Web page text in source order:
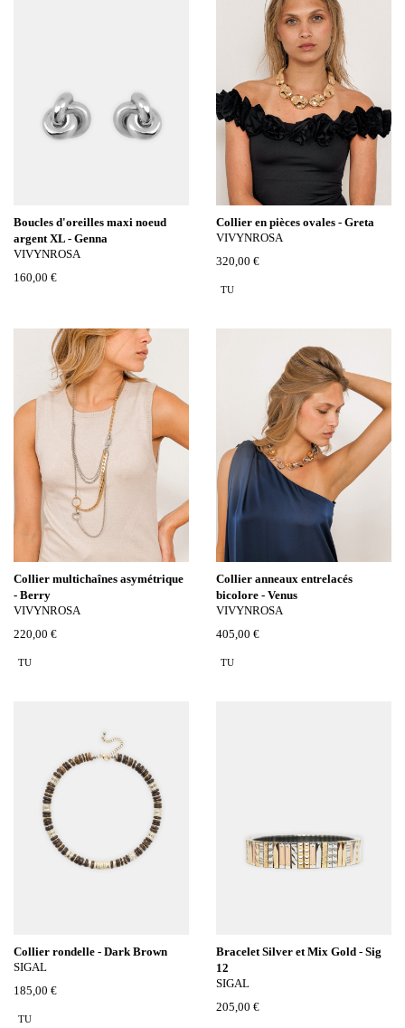
Boucles d'oreilles maxi noeud
argent XL - Genna
VIVYNROSA
160,00 €
Collier en pièces ovales - Greta
VIVYNROSA
320,00 €
TU
Collier multichaînes asymétrique
- Berry
VIVYNROSA
220,00 €
TU
Collier anneaux entrelacés
bicolore - Venus
VIVYNROSA
405,00 €
TU
Collier rondelle - Dark Brown
SIGAL
185,00 €
TU
Bracelet Silver et Mix Gold - Sig
12
SIGAL
205,00 €